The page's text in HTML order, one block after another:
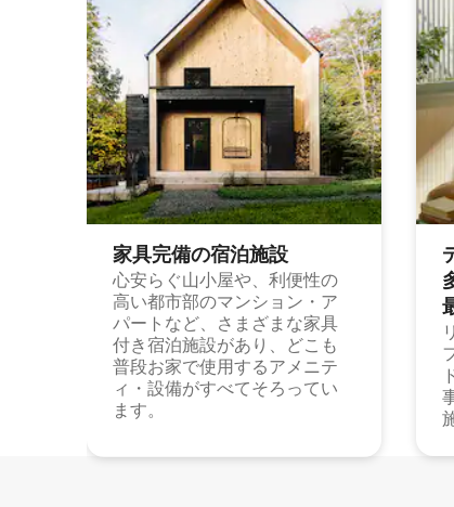
家具完備の宿⁠泊⁠施⁠設
心安らぐ山小屋や、利便性の
高い都市部のマンション・ア
パートなど、さまざまな家具
付き宿泊施設があり、どこも
普段お家で使用するアメニテ
ィ・設備がすべてそろってい
ます。